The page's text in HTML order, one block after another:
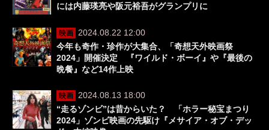
には内藤瑛亮や阪元裕吾がグランプリに
映画
2024.08.22 12:00
今年も奇作・珍作が大集合、「奇想天外映画祭
2024」開催決定 『ワイルド・ボーイ』や『最後の
晩餐』など14作上映
映画
2024.08.13 18:00
“走るゾンビ”は昔からいた？ 「ホラー秘宝まつり
2024」ゾンビ映画の先駆け『メサイア・オブ・デッ